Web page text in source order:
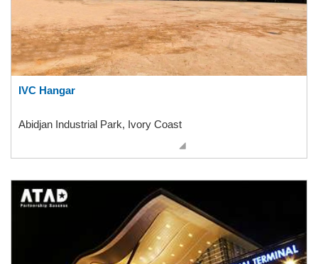
IVC Hangar
Abidjan Industrial Park, Ivory Coast